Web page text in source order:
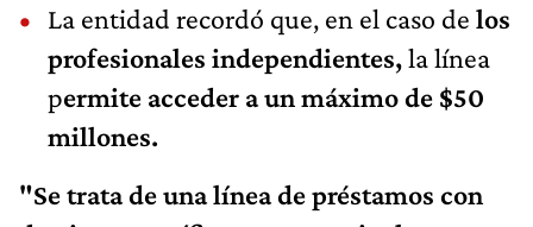
La entidad recordó que, en el caso de los
profesionales independientes,la línea
permite acceder a un máximo de $50
millones.
"Se trata de una línea de préstamos con